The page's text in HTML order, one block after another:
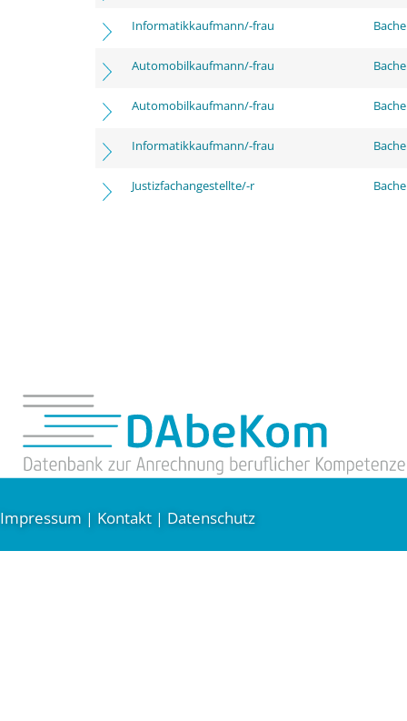
Informatikkaufmann/-frau
Automobilkaufmann/-frau
Automobilkaufmann/-frau
Informatikkaufmann/-frau
Justizfachangestellte/-r
Impressum | Kontakt | Datenschutz